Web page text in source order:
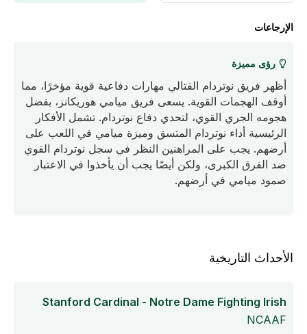
الإرجاعات
رؤى مميزة
أظهر فريق نوتردام القتالي مهارات دفاعية قوية مؤخرًا، مما
أوقف الهجمات القوية. يسعى فريق ميامي هوريكانز، بفضل
هجومه الجري القوي، لتحدي دفاع نوتردام. تشمل الأفكار
الرئيسية أداء نوتردام المتسق وميزة ميامي في اللعب على
أرضهم. يجب على المراهنين النظر في سجل نوتردام القوي
ضد الفرق الكبرى، ولكن أيضًا يجب أن يأخذوا في الاعتبار
صمود ميامي في أرضهم.
الأحداث التاريخية
Stanford Cardinal - Notre Dame Fighting Irish
NCAAF